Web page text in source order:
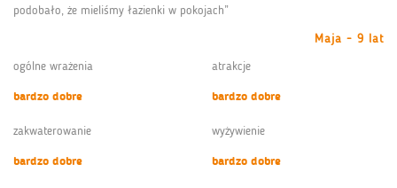
podobało, że mieliśmy łazienki w pokojach”
Maja - 9 lat
ogólne wrażenia
bardzo dobre
atrakcje
bardzo dobre
zakwaterowanie
bardzo dobre
wyżywienie
bardzo dobre